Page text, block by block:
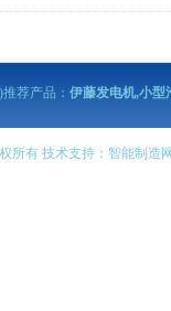
动力泥浆泵
油发电机
汽油机抽水泵
荐产品： 伊藤发电机,小型
所有 技术支持： 智能制造